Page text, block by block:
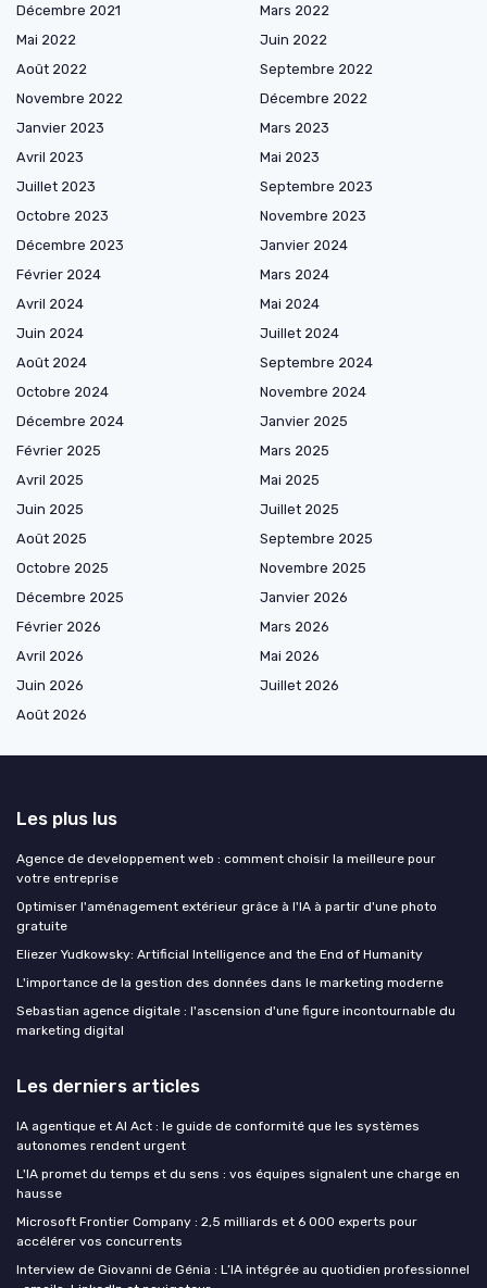
Décembre 2021
Mars 2022
Mai 2022
Juin 2022
Août 2022
Septembre 2022
Novembre 2022
Décembre 2022
Janvier 2023
Mars 2023
Avril 2023
Mai 2023
Juillet 2023
Septembre 2023
Octobre 2023
Novembre 2023
Décembre 2023
Janvier 2024
Février 2024
Mars 2024
Avril 2024
Mai 2024
Juin 2024
Juillet 2024
Août 2024
Septembre 2024
Octobre 2024
Novembre 2024
Décembre 2024
Janvier 2025
Février 2025
Mars 2025
Avril 2025
Mai 2025
Juin 2025
Juillet 2025
Août 2025
Septembre 2025
Octobre 2025
Novembre 2025
Décembre 2025
Janvier 2026
Février 2026
Mars 2026
Avril 2026
Mai 2026
Juin 2026
Juillet 2026
Août 2026
Les plus lus
Agence de developpement web : comment choisir la meilleure pour
votre entreprise
Optimiser l'aménagement extérieur grâce à l'IA à partir d'une photo
gratuite
Eliezer Yudkowsky: Artificial Intelligence and the End of Humanity
L'importance de la gestion des données dans le marketing moderne
Sebastian agence digitale : l'ascension d'une figure incontournable du
marketing digital
Les derniers articles
IA agentique et AI Act : le guide de conformité que les systèmes
autonomes rendent urgent
L'IA promet du temps et du sens : vos équipes signalent une charge en
hausse
Microsoft Frontier Company : 2,5 milliards et 6 000 experts pour
accélérer vos concurrents
Interview de Giovanni de Génia : L’IA intégrée au quotidien professionnel